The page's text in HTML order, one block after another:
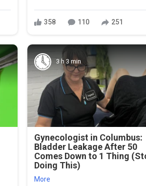
358 110 251
3 h 3 min
Gynecologist in Columbus:
Bladder Leakage After 50
Comes Down to 1 Thing
Doing This)
More